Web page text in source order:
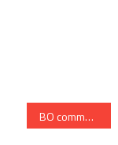
BO commentée du film UNE HISTOIRE DE FOU